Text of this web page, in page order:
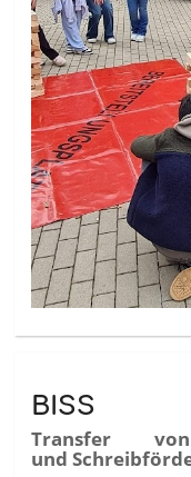
BISS
Transfer
und